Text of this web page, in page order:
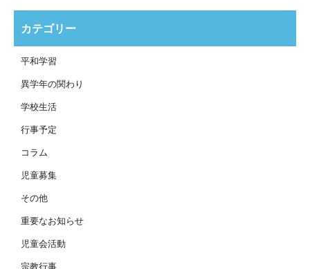
カテゴリー
平和学習
異学年の関わり
学校生活
行事予定
コラム
児童募集
その他
重要なお知らせ
児童会活動
宗教行事